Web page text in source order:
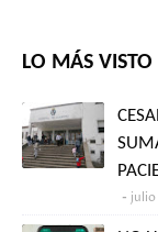
LO MÁS